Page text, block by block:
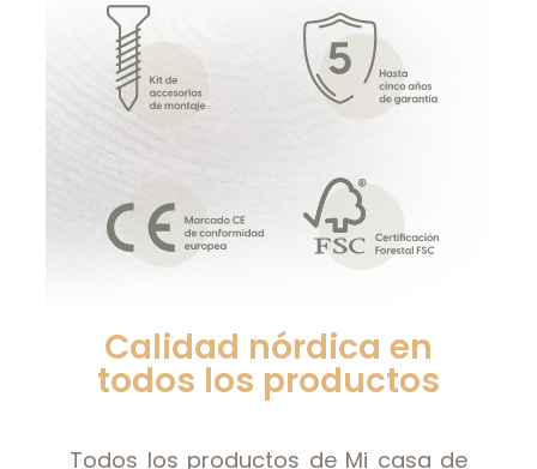
Calidad nórdica en
todos los productos
Todos los productos de Mi casa de